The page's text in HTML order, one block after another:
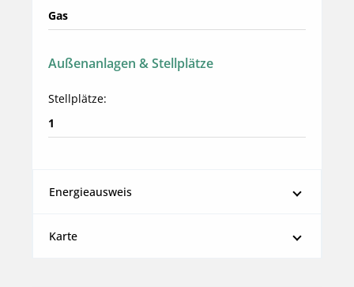
Gas
Außenanlagen & Stellplätze
Stellplätze:
1
Energieausweis
Karte